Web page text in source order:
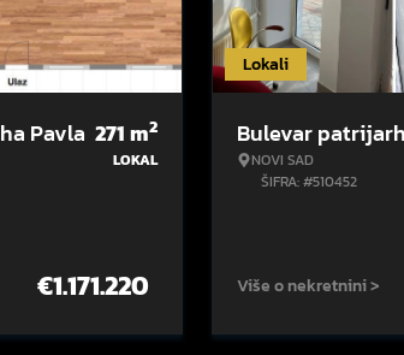
Pavla 271m2
LOKAL
€1.171.220
Lokali
Bulevar
NOVI SAD
ŠIFRA: #510452
Više o nekretnini >